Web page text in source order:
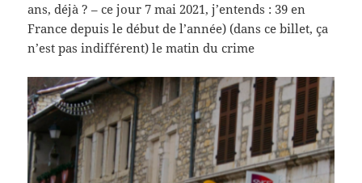
ans, déjà ? – ce jour 7 mai 2021, j’entends : 39 en
France depuis le début de l’année) (dans ce billet, ça
n’est pas indifférent) le matin du crime